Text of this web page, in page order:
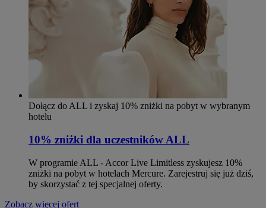
Dołącz do ALL i zyskaj 10% zniżki na pobyt w wybranym
hotelu
10% zniżki dla uczestników ALL
W programie ALL - Accor Live Limitless zyskujesz 10%
zniżki na pobyt w hotelach Mercure. Zarejestruj się już dziś,
by skorzystać z tej specjalnej oferty.
Zobacz więcej ofert